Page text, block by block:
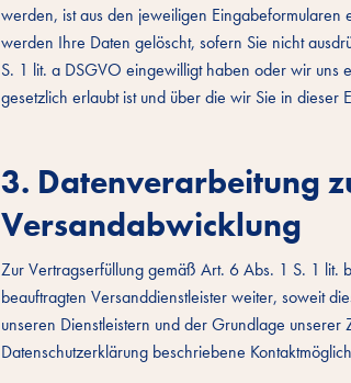
werden, ist aus den jeweiligen
werden Ihre Daten gelöscht, sofern Sie nicht
S. 1 lit. a DSGVO eingewilligt haben oder wir uns
gesetzlich erlaubt ist und über die wir Sie in dieser
3. Datenverarbeitung
Versandabwicklung
Zur Vertragserfüllung gemäß Art. 6 Abs. 1 S. 1
beauftragten Versanddienstleister weiter, soweit
unseren Dienstleistern und der Grundlage
Datenschutzerklärung beschriebene